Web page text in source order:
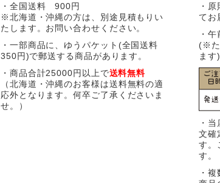
・全国送料 900円
※北海道・沖縄の方は、別途見積もりい
たします。お問い合わせください。
・一部商品に、ゆうパケット(全国送料
350円)で郵送する商品があります。
・商品合計25000円以上で送料無料
（北海道・沖縄のお客様は送料無料の適
応外となります。何卒ご了承くださいま
せ。）
・
てお
・
(※た
ます)
・
文確
す。
す。
・